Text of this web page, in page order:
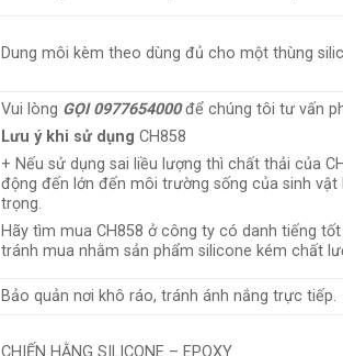
Dung môi kèm theo dùng đủ cho một thùng
Vui lòng GỌI 0977654000để chúng tôi tư vấn
Lưu ý khi sử dụngCH858
+ Nếu sử dụng sai liều lượng thì chất thải của
động đến lớn đến môi trường sống của sinh
trọng.
Hãy tìm mua CH858 ở công ty có danh tiếng
tránh mua nhằm sản phẩm silicone kém chất
Bảo quản nơi khô ráo, tránh ánh nắng trực tiếp.
CHIẾN HẰNG SILICONE – EPOXY